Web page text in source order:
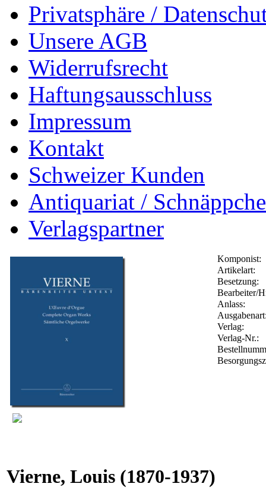
Privatsphäre /
Unsere AGB
Widerrufsrecht
Haftungsausschluss
Impressum
Kontakt
Schweizer Kunden
Antiquariat /
Verlagspartner
Komponist:
Artikelart:
Besetzung:
Bearbeiter/
Anlass:
Verlag:
Verlag-Nr.:
Vierne, Louis (1870-1937)